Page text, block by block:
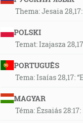
Thema: Jesaia
POLSKI
Temat: Izajasza
PORTUGUÊS
Tema: Isaías 28,17:
MAGYAR
Téma: Ézsaiás